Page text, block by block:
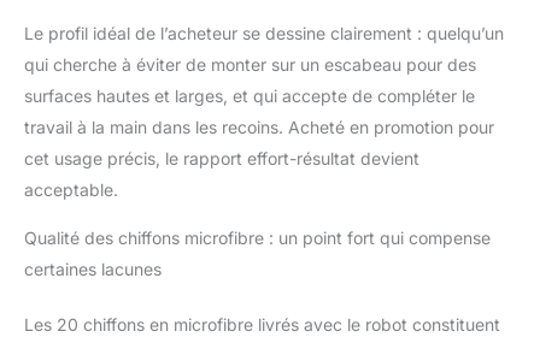
AUTONOMIE
ACCRUES : Équipé
d'une batterie de
secours UPS d'environ
25 minutes et d'un
câble de sécurité
sans risque, même en
LED et les alertes
Le profil idéal de l’acheteur se dessine clairement : quelqu’un
qui cherche à éviter de monter sur un escabeau pour des
surfaces hautes et larges, et qui accepte de compléter le
travail à la main dans les recoins. Acheté en promotion pour
cet usage précis, le rapport effort-résultat devient
acceptable.
Qualité des chiffons microfibre : un point fort qui compense
certaines lacunes
Les 20 chiffons en microfibre livrés avec le robot constituent